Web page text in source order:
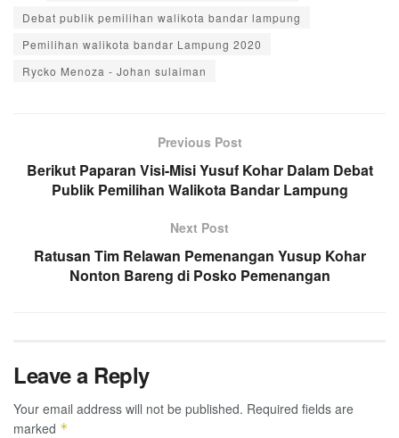
Debat publik pemilihan walikota bandar lampung
Pemilihan walikota bandar Lampung 2020
Rycko Menoza - Johan sulaiman
Previous Post
Berikut Paparan Visi-Misi Yusuf Kohar Dalam Debat
Publik Pemilihan Walikota Bandar Lampung
Next Post
Ratusan Tim Relawan Pemenangan Yusup Kohar
Nonton Bareng di Posko Pemenangan
Leave a Reply
Your email address will not be published. Required fields are
marked *